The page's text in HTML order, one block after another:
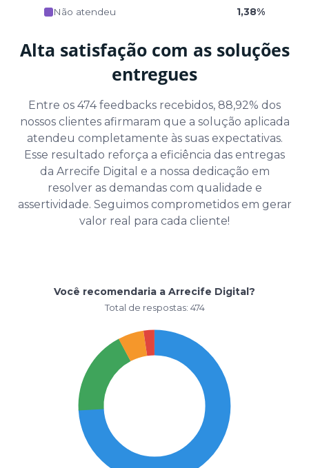
Não atendeu 1,38%
Alta satisfação com as soluções
entregues
Entre os 474 feedbacks recebidos, 88,92% dos
nossos clientes afirmaram que a solução aplicada
atendeu completamente às suas expectativas.
Esse resultado reforça a eficiência das entregas
da Arrecife Digital e a nossa dedicação em
resolver as demandas com qualidade e
assertividade. Seguimos comprometidos em gerar
valor real para cada cliente!
Você recomendaria a Arrecife Digital?
Total de respostas: 474